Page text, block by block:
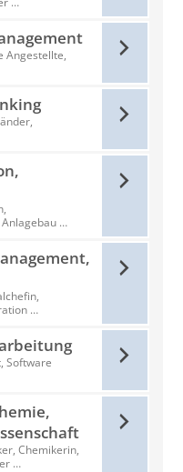
Angestellte,
…
…
Software
Chemikerin,
…